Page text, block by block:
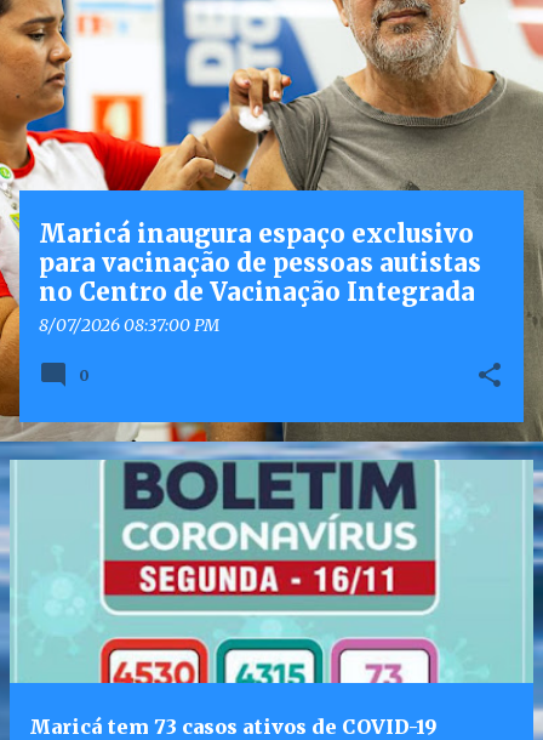
o
s
t
a
g
e
n
s
Maricá inaugura espaço exclusivo
para vacinação de pessoas autistas
no Centro de Vacinação Integrada
8/07/2026 08:37:00 PM
0
Maricá tem 73 casos ativos de COVID-19